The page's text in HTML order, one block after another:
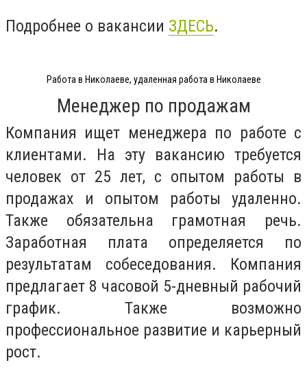
Подробнее о вакансии ЗДЕСЬ.
Работа в Николаеве, удаленная работа в Николаеве
Менеджер по продажам
Компания ищет менеджера по работе с
клиентами. На эту вакансию требуется
человек от 25 лет, с опытом работы в
продажах и опытом работы удаленно.
Также обязательна грамотная речь.
Заработная плата определяется по
результатам собеседования. Компания
предлагает 8 часовой 5-дневный рабочий
график. Также возможно
профессиональное развитие и карьерный
рост.